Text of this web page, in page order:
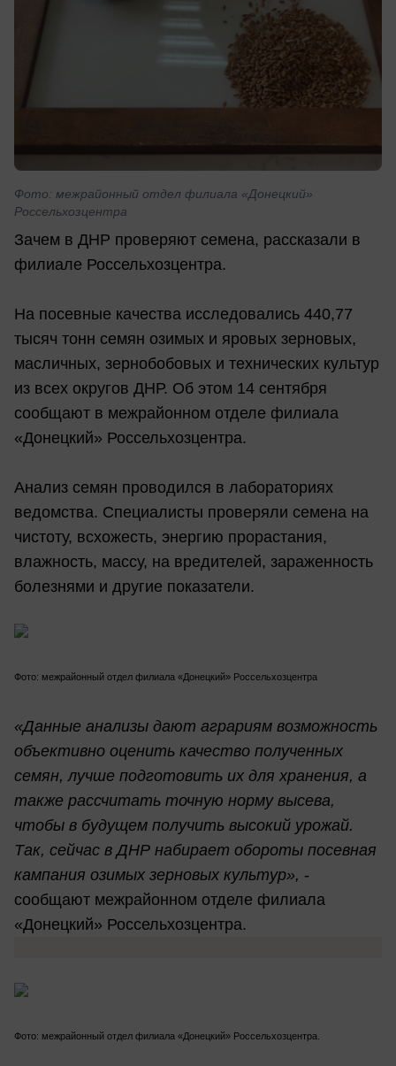
Фото: межрайонный отдел филиала «Донецкий»
Россельхозцентра
Зачем в ДНР проверяют семена, рассказали в
филиале Россельхозцентра.
На посевные качества исследовались 440,77
тысяч тонн семян озимых и яровых зерновых,
масличных, зернобобовых и технических культур
из всех округов ДНР. Об этом 14 сентября
сообщают в межрайонном отделе филиала
«Донецкий» Россельхозцентра.
Анализ семян проводился в лабораториях
ведомства. Специалисты проверяли семена на
чистоту, всхожесть, энергию прорастания,
влажность, массу, на вредителей, зараженность
болезнями и другие показатели.
Фото: межрайонный отдел филиала «Донецкий» Россельхозцентра
«Данные анализы дают аграриям возможность
объективно оценить качество полученных
семян, лучше подготовить их для хранения, а
также рассчитать точную норму высева,
чтобы в будущем получить высокий урожай.
Так, сейчас в ДНР набирает обороты посевная
кампания озимых зерновых культур», -
сообщают межрайонном отделе филиала
«Донецкий» Россельхозцентра.
Фото: межрайонный отдел филиала «Донецкий» Россельхозцентра.